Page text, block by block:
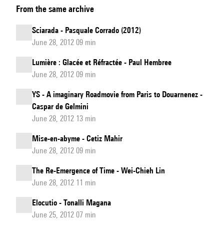
Tabachnik
et
Geoffroy
propos
Requiem
pour
jeune
poète
de
Alois
Zimmermann
From the same archive
Sciarada - Pasquale Corrado (2012)
June 28, 2012 09 min
Lumière : Glacée et Réfractée - Paul Hembree
June 28, 2012 09 min
YS - A imaginary Roadmovie from Paris to Douarnenez -
Caspar de Gelmini
June 28, 2012 13 min
Mise-en-abyme - Cetiz Mahir
June 28, 2012 09 min
The Re-Emergence of Time - Wei-Chieh Lin
June 28, 2012 11 min
Elocutio - Tonalli Magana
June 25, 2012 07 min